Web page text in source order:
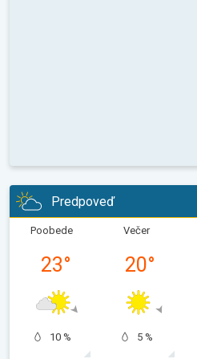
Predpoveď
Poobede
23°
10 %
Večer
20°
5 %